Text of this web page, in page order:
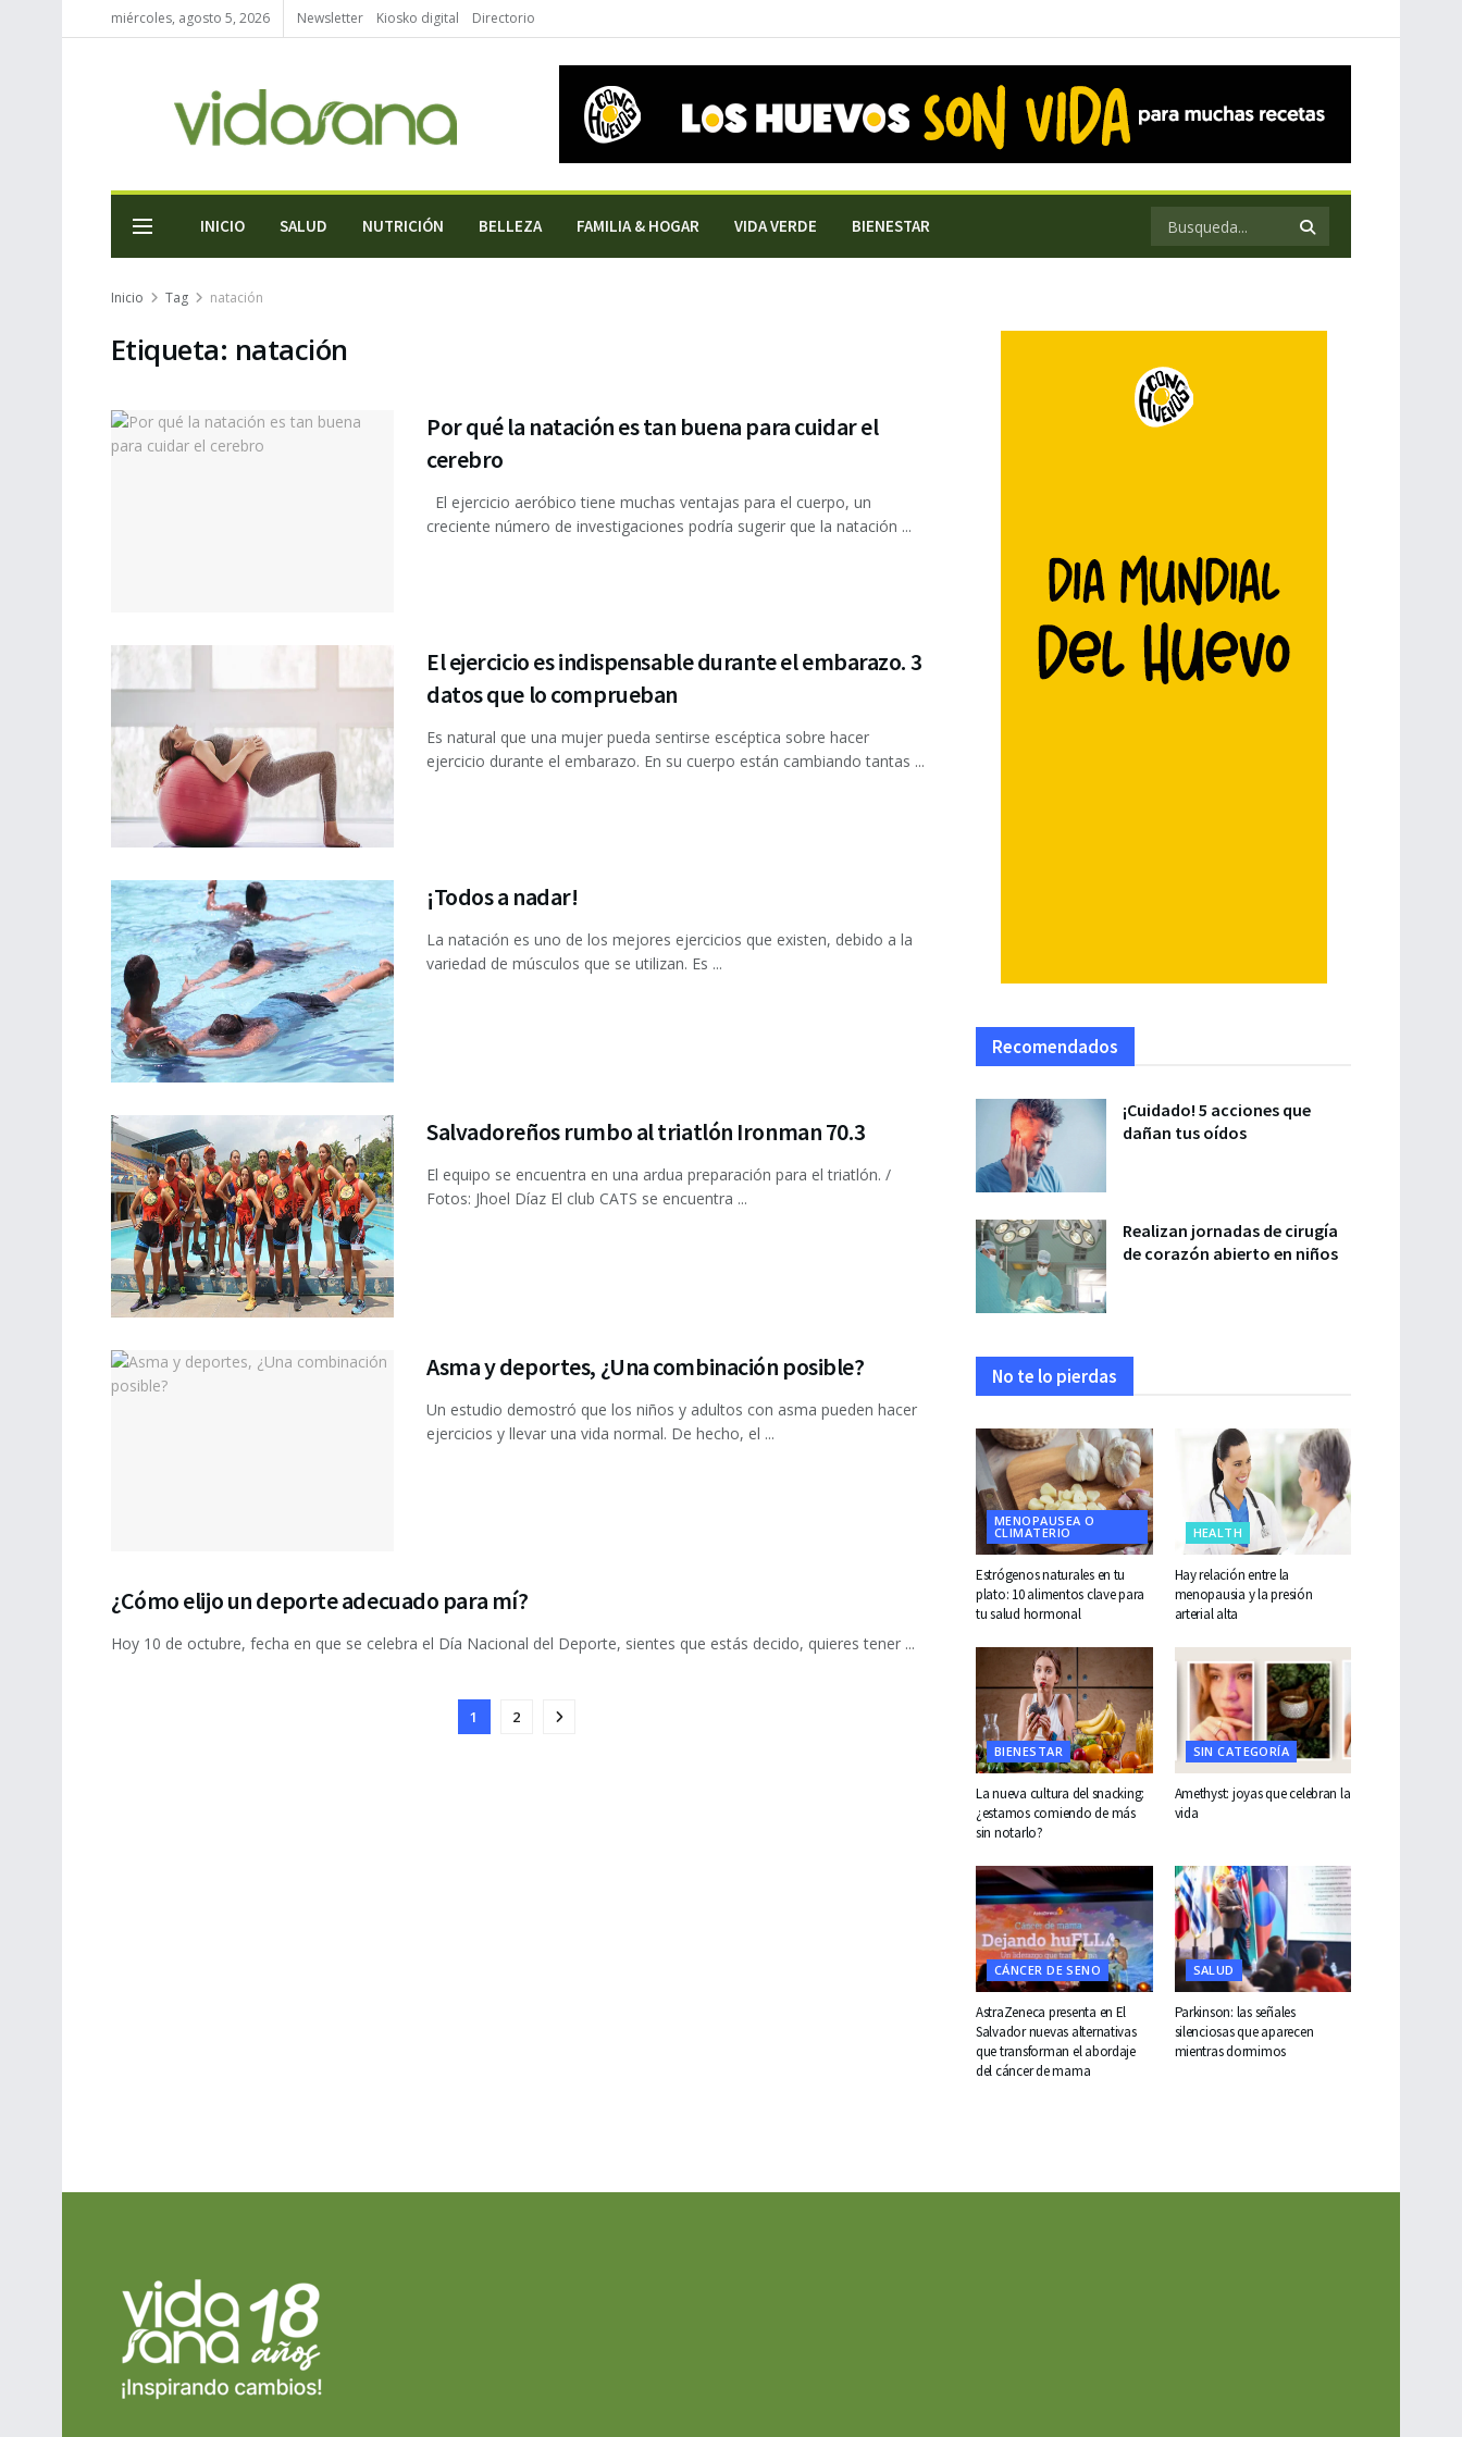
miércoles, agosto 5, 2026 Newsletter Kiosko digital Directorio
INICIO SALUD NUTRICIÓN BELLEZA FAMILIA & HOGAR VIDA VERDE BIENESTAR
Inicio Tag natación
Etiqueta: natación
Por qué la natación es tan buena para cuidar el
cerebro
El ejercicio aeróbico tiene muchas ventajas para el cuerpo, un
creciente número de investigaciones podría sugerir que la natación ...
El ejercicio es indispensable durante el embarazo. 3
datos que lo comprueban
Es natural que una mujer pueda sentirse escéptica sobre hacer
ejercicio durante el embarazo. En su cuerpo están cambiando tantas ...
¡Todos a nadar!
La natación es uno de los mejores ejercicios que existen, debido a la
variedad de músculos que se utilizan. Es ...
Salvadoreños rumbo al triatlón Ironman 70.3
El equipo se encuentra en una ardua preparación para el triatlón. /
Fotos: Jhoel Díaz El club CATS se encuentra ...
Asma y deportes, ¿Una combinación posible?
Un estudio demostró que los niños y adultos con asma pueden hacer
ejercicios y llevar una vida normal. De hecho, el ...
¿Cómo elijo un deporte adecuado para mí?
Hoy 10 de octubre, fecha en que se celebra el Día Nacional del Deporte, sientes que estás decido, quieres tener ...
1 2
Recomendados
¡Cuidado! 5 acciones que
dañan tus oídos
Realizan jornadas de cirugía
de corazón abierto en niños
No te lo pierdas
MENOPAUSEA O
CLIMATERIO
Estrógenos naturales en tu
plato: 10 alimentos clave para
tu salud hormonal
HEALTH
Hay relación entre la
menopausia y la presión
arterial alta
BIENESTAR
La nueva cultura del snacking:
¿estamos comiendo de más
sin notarlo?
SIN CATEGORÍA
Amethyst: joyas que celebran la
vida
CÁNCER DE SENO
AstraZeneca presenta en El
Salvador nuevas alternativas
que transforman el abordaje
del cáncer de mama
SALUD
Parkinson: las señales
silenciosas que aparecen
mientras dormimos